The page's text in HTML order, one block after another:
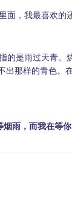
，我最喜欢的
是雨过天青。
那样的青色。
雨，而我在等你